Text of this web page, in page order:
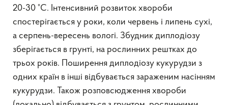
20-30 °С. Інтенсивний розвиток хвороби
спостерігається у роки, коли червень і липень сухі,
а серпень-вересень вологі. Збудник диплодіозу
зберігається в грунті, на рослинних рештках до
трьох років. Поширення диплодіозу кукурудзи з
одних країн в інші відбувається зараженим насінням
кукурудзи. Також розповсюдження хвороби